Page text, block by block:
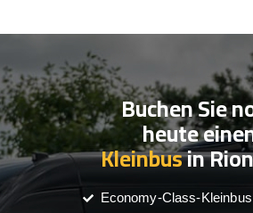
Buchen Sie
heute
Kleinbusin
Economy-Class-